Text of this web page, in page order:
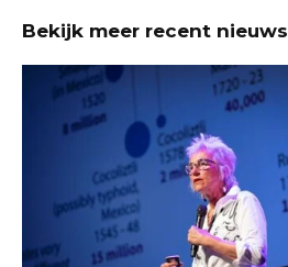
Bekijk meer recent nieuws